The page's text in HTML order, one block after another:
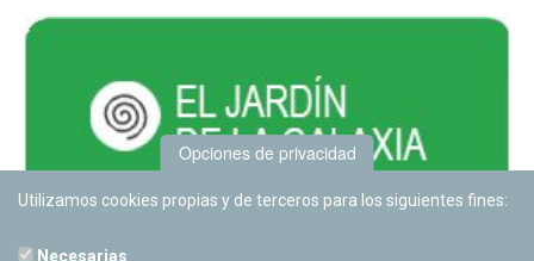
Opciones de privacidad
Utilizamos cookies propias y de terceros para los siguientes fines:
Necesarias